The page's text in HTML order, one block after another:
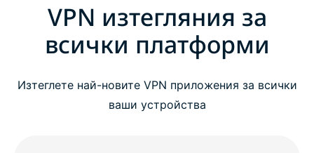
VPN изтегляния за
всички платформи
Изтеглете най-новите VPN приложения за всички
ваши устройства